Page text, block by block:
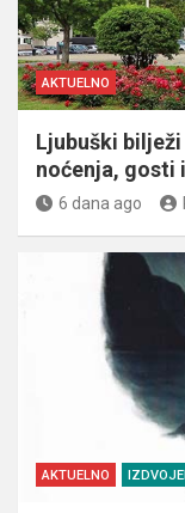
AKTUELNO
Ljubuški
noćenja, gosti
6 dana ago
AKTUELNO